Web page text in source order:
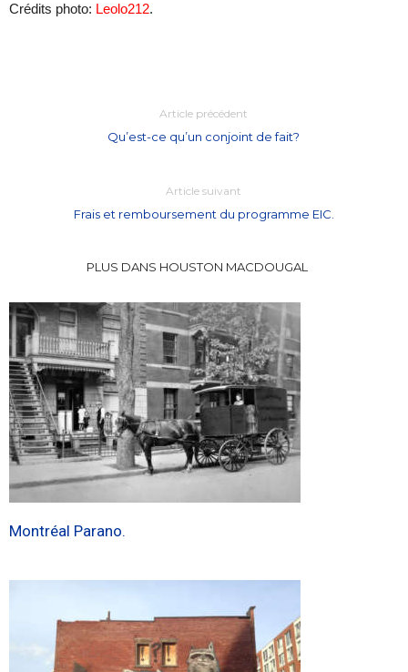
Crédits photo: Leolo212.
Article précédent
Qu’est-ce qu’un conjoint de fait?
Article suivant
Frais et remboursement du programme EIC.
PLUS DANS HOUSTON MACDOUGAL
Montréal Parano.